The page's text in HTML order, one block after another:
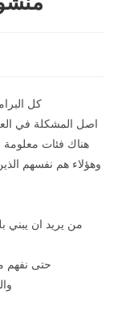
كل
اصل المشكلة في
هناك فئات
وهؤلاء هم نفسهم
من يريد ان
حتى نفهم